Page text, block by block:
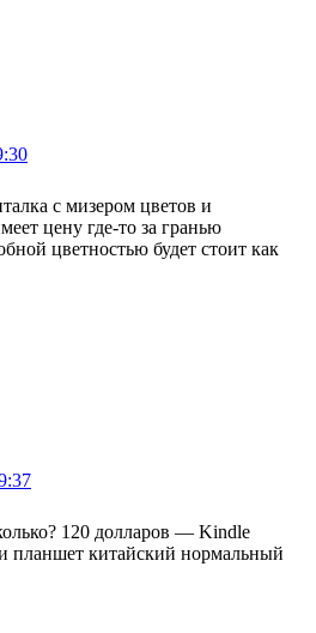
с мизером цветов и
цену где-то за гранью
цветностью будет стоит как
120 долларов — Kindle
планшет китайский нормальный